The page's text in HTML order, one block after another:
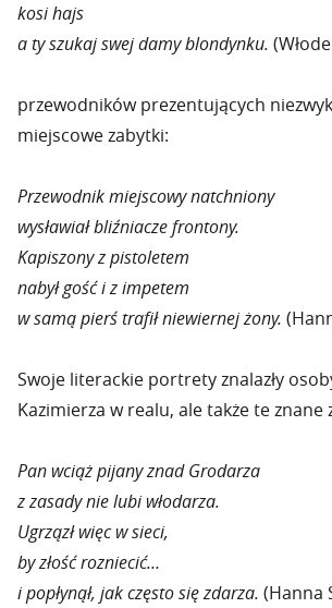
kosi hajs
a ty szukaj swej damy blondynku.
przewodników prezentujących
miejscowe zabytki:
Przewodnik miejscowy natchniony
wysławiał bliźniacze frontony.
Kapiszony z pistoletem
nabył gość i z impetem
w samą pierś trafił niewiernej żony.
Swoje literackie portrety znalazły
Kazimierza w realu, ale także te znane
Pan wciąż pijany znad Grodarza
z zasady nie lubi włodarza.
Ugrzązł więc w sieci,
by złość rozniecić…
i popłynął, jak często się zdarza. (Hanna